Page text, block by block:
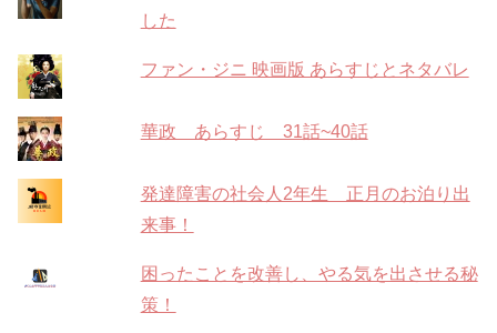
した
ファン・ジニ 映画版 あらすじとネタバレ
華政 あらすじ 31話~40話
発達障害の社会人2年生 正月のお泊り出
来事！
困ったことを改善し、やる気を出させる秘
策！